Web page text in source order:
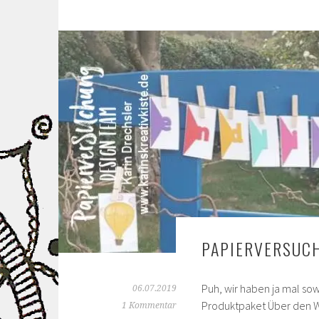
06.07.2019
1 Kommentar
Puh, wir haben ja mal
Produktpaket Über den